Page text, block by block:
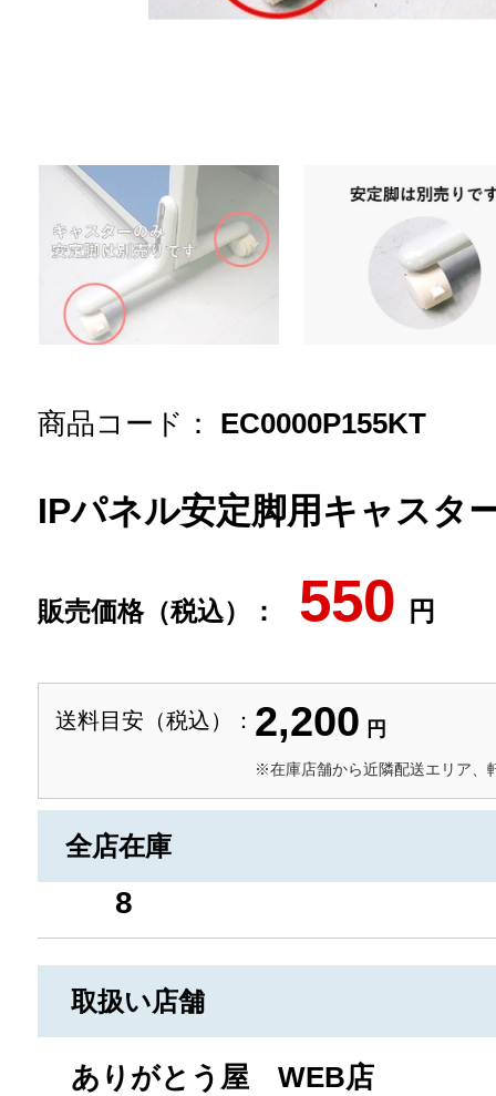
商品コード： EC0000P155KT
IPパネル安定脚用キャスタ
販売価格（税込）： 550 円
送料目安（税込）： 2,200 円
※在庫店舗から近隣配送エリア、
全店在庫
8
取扱い店舗
ありがとう屋 WEB店